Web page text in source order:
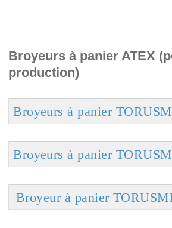
Broyeurs à panier ATEX
production)
Broyeurs à panier
Broyeurs à panier
Broyeur à panier